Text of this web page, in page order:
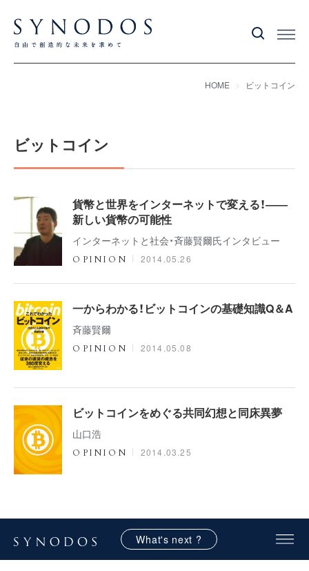
HOME ビットコイン
ビットコイン
貨幣と世界をインターネットで変える！――
新しい貨幣の可能性
インターネットと社会・斉藤賢爾氏インタビュー
OPINION 2014.05.26
一からわかる！ビットコインの基礎知識Q＆A
斉藤賢爾
OPINION 2014.05.08
ビットコインをめぐる共同幻想と同床異夢
山口浩
OPINION 2014.03.25
What's next ?